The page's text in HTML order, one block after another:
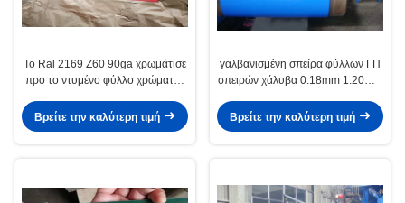
Το Ral 2169 Z60 90ga χρωμάτισε
προ το ντυμένο φύλλο χρώματος
Βρείτε την καλύτερη τιμή
γαλβανισμένη σπείρα φύλλων ΓΠ
σπειρών χάλυβα 0.18mm 1.20mm
Βρείτε την καλύτερη τιμή